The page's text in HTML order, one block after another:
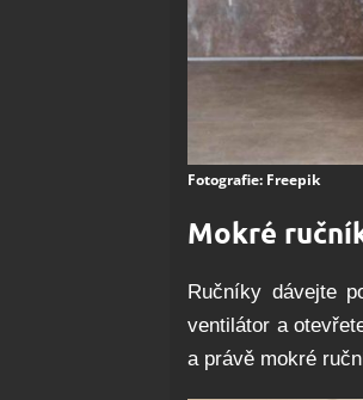
Fotografie: Freepik
Mokré
Ručníky dávejte
ventilátor a
a právě mokré